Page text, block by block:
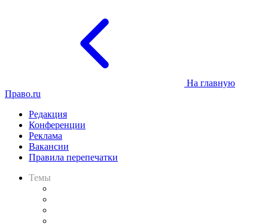
На главную
Право.ru
Редакция
Конференции
Реклама
Вакансии
Правила перепечатки
Темы